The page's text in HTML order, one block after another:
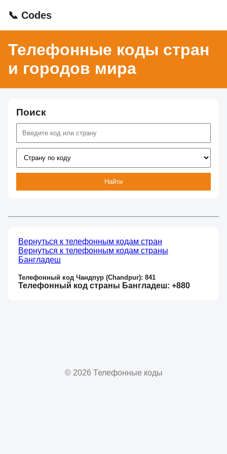
📞 Codes
Телефонные коды стран
и городов мира
Поиск
Найти
Вернуться к телефонным кодам стран
Вернуться к телефонным кодам страны
Бангладеш
Телефонный код Чандпур (Chandpur): 841
Телефонный код страны Бангладеш: +880
© 2026 Телефонные коды